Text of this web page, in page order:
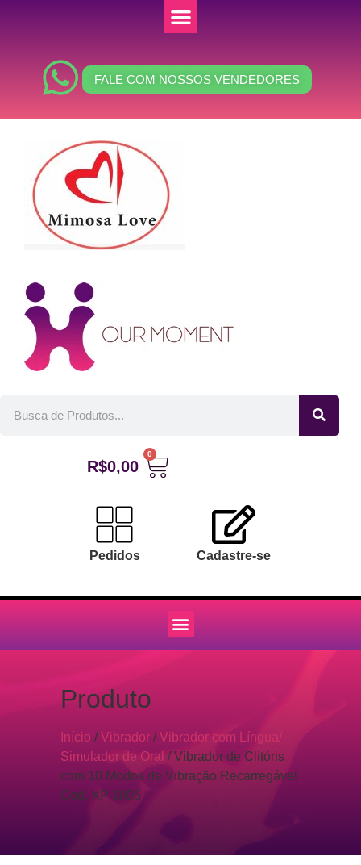
FALE COM NOSSOS VENDEDORES
R$0,00
0
Pedidos Cadastre-se
Produto
Início /Vibrador /Vibrador com Língua/
Simulador de Oral / Vibrador de Clitóris
com 10 Modos de Vibração Recarregável
Cod. XP 1005